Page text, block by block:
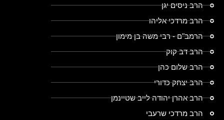
הרב ניסים יגן
הרב מרדכי אליהו
הרמב"ם - רבי משה בן מימון
הרב דב קוק
הרב שלום כהן
הרב יצחק כדורי
הרב אהרן יהודה לייב שטיינמן
הרב מרדכי שרעבי